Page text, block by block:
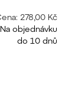
278,00 Kč
Na objednávku
do 10 dnů